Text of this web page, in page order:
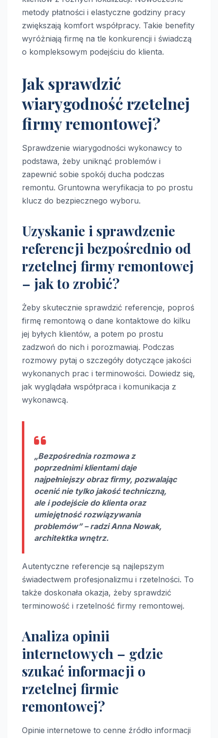
metody płatności i elastyczne godziny pracy
zwiększają komfort współpracy. Takie benefity
wyróżniają firmę na tle konkurencji i świadczą
o kompleksowym podejściu do klienta.
Jak sprawdzić
wiarygodność rzetelnej
firmy remontowej?
Sprawdzenie wiarygodności wykonawcy to
podstawa, żeby uniknąć problemów i
zapewnić sobie spokój ducha podczas
remontu. Gruntowna weryfikacja to po prostu
klucz do bezpiecznego wyboru.
Uzyskanie i sprawdzenie
referencji bezpośrednio od
rzetelnej firmy remontowej
– jak to zrobić?
Żeby skutecznie sprawdzić referencje, poproś
firmę remontową o dane kontaktowe do kilku
jej byłych klientów, a potem po prostu
zadzwoń do nich i porozmawiaj. Podczas
rozmowy pytaj o szczegóły dotyczące jakości
wykonanych prac i terminowości. Dowiedz się,
jak wyglądała współpraca i komunikacja z
wykonawcą.
„Bezpośrednia rozmowa z
poprzednimi klientami daje
najpełniejszy obraz firmy, pozwalając
ocenić nie tylko jakość techniczną,
ale i podejście do klienta oraz
umiejętność rozwiązywania
problemów” – radzi Anna Nowak,
architektka wnętrz.
Autentyczne referencje są najlepszym
świadectwem profesjonalizmu i rzetelności. To
także doskonała okazja, żeby sprawdzić
terminowość i rzetelność firmy remontowej.
Analiza opinii
internetowych – gdzie
szukać informacji o
rzetelnej firmie
remontowej?
Opinie internetowe to cenne źródło informacji